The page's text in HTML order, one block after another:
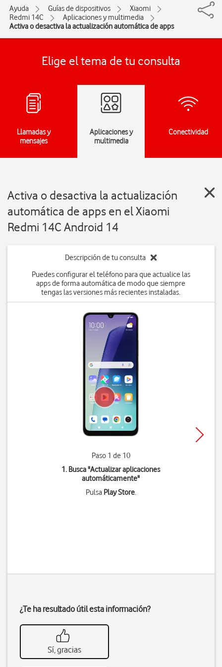
Ayuda Guías de dispositivos
Xiaomi
Redmi 14C
Aplicaciones y multimedia
Activa o desactiva la actualización automática de apps
Elige el tema de tu consulta
Llamadas y
mensajes
Aplicaciones y
multimedia
Conectividad
Activa o desactiva la actualización
automática de apps en el Xiaomi
Redmi 14C Android 14
Descripción de tu consulta
Puedes configurar el teléfono para que actualice las
apps de forma automática de modo que siempre
tengas las versiones más recientes instaladas.
Paso 1 de 10
1. Busca "Actualizar aplicaciones
automáticamente"
Pulsa Play Store.
¿Te ha resultado útil esta información?
Sí, gracias